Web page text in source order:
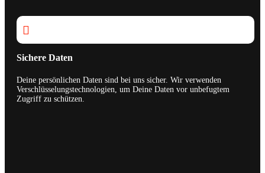

Sichere Daten
Deine persönlichen Daten sind bei uns sicher. Wir verwenden
Verschlüsselungstechnologien, um Deine Daten vor unbefugtem
Zugriff zu schützen.